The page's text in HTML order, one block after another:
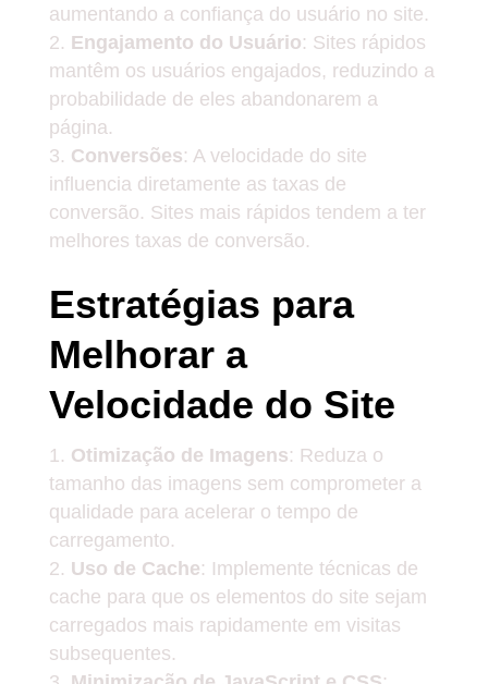
aumentando a confiança do usuário no site.
Engajamento do Usuário: Sites rápidos
mantêm os usuários engajados, reduzindo a
probabilidade de eles abandonarem a
página.
Conversões: A velocidade do site
influencia diretamente as taxas de
conversão. Sites mais rápidos tendem a ter
melhores taxas de conversão.
Estratégias para
Melhorar a
Velocidade do Site
Otimização de Imagens: Reduza o
tamanho das imagens sem comprometer a
qualidade para acelerar o tempo de
carregamento.
Uso de Cache: Implemente técnicas de
cache para que os elementos do site sejam
carregados mais rapidamente em visitas
subsequentes.